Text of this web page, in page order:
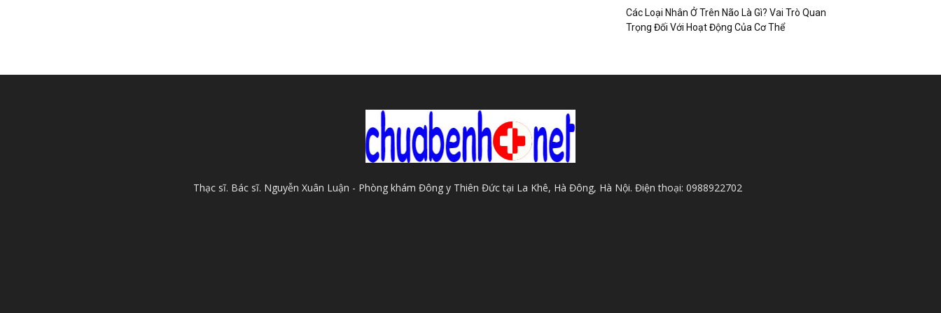
Các Loại Nhân Ở Trên Não Là Gì? Vai Trò Quan
Trọng Đối Với Hoạt Động Của Cơ Thể
Thạc sĩ. Bác sĩ. Nguyễn Xuân Luận - Phòng khám Đông y Thiên Đức tại La Khê, Hà Đông, Hà Nội. Điện thoại: 0988922702